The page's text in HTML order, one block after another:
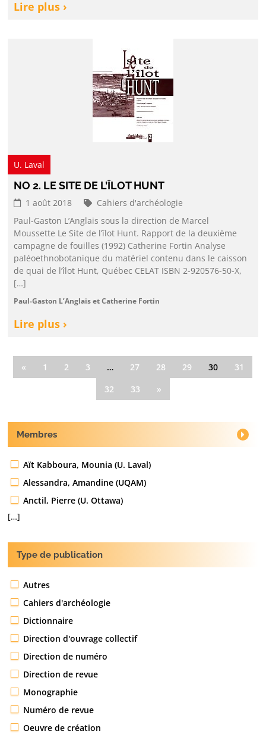
Lire plus ›
U. Laval
NO 2. LE SITE DE L’ÎLOT HUNT
1 août 2018
Cahiers d'archéologie
Paul-Gaston L’Anglais sous la direction de Marcel
Moussette Le Site de l’îlot Hunt. Rapport de la deuxième
campagne de fouilles (1992) Catherine Fortin Analyse
paléoethnobotanique du matériel contenu dans le caisson
de quai de l’îlot Hunt, Québec CELAT ISBN 2-920576-50-X,
[…]
Paul-Gaston L’Anglais et Catherine Fortin
Lire plus ›
« 1 2 3 … 27 28 29 30
31
32
33 »
Membres
Aït Kabboura, Mounia (U. Laval)
Alessandra, Amandine (UQAM)
Anctil, Pierre (U. Ottawa)
[…]
Type de publication
Autres
Cahiers d'archéologie
Dictionnaire
Direction d'ouvrage collectif
Direction de numéro
Direction de revue
Monographie
Numéro de revue
Oeuvre de création